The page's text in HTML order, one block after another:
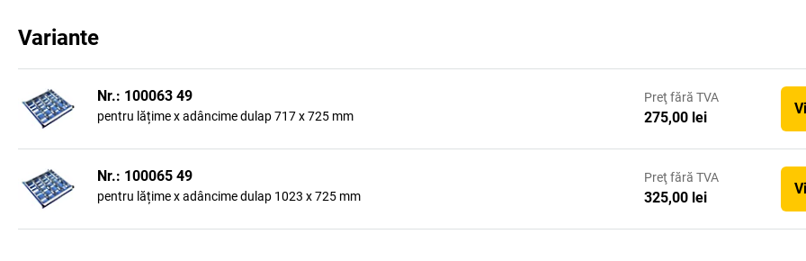
Variante
Nr.: 100063 49
pentru lățime x adâncime dulap 717 x 725 mm
Preţ fără TVA
275,00 lei
Nr.: 100065 49
pentru lățime x adâncime dulap 1023 x 725 mm
Preţ fără TVA
325,00 lei